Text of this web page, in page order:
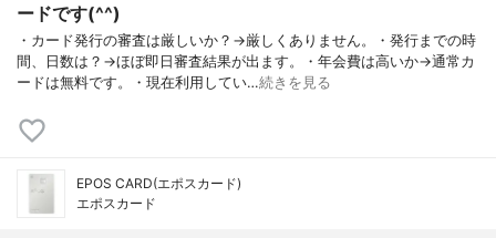
ードです(^^)
・カード発行の審査は厳しいか？→厳しくありません。・発行までの時
間、日数は？→ほぼ即日審査結果が出ます。・年会費は高いか→通常カ
ードは無料です。・現在利用してい…続きを見る
EPOS CARD(エポスカード)
エポスカード